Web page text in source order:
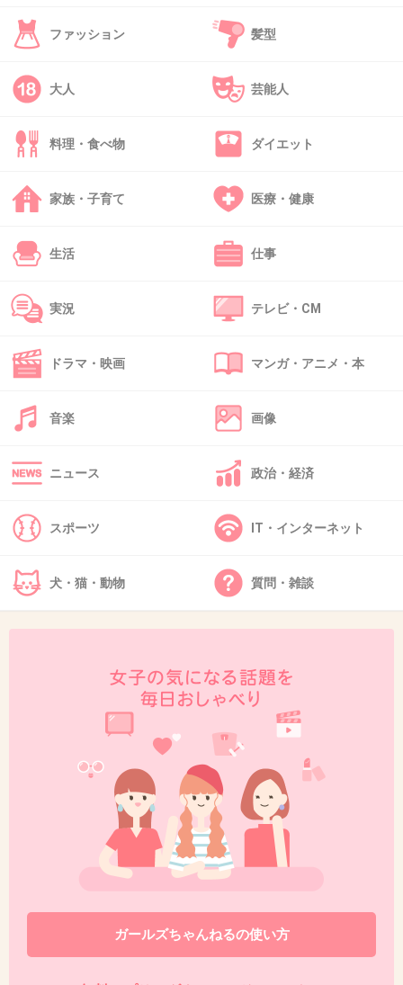
浜ちゃんに「それは、あかん！」って言われて
た。
+183
35. 匿名 2014/05/30(金) 01:18:22
ちょっｗ何言ってるか分からないｗ
36. 匿名
顔は早乙女西山組圧勝
認知度フジモン木下組優勢
資産五分五分
+69
早乙女太一は地方巡業とかで留守がちなのかな
38. 匿名2014/05/30(金) 01:20:24
人の家を何だと思っているのでしょう。正直困
↑これ怒ってる(困ってる？)中に悲しそうなのが
山田優が妊娠で悩んでるとしたらかなり無責任
ファッション 髪型
大人 芸能人
料理・食べ物 ダイエット
家族・子育て 医療・健康
生活 仕事
実況 テレビ・CM
ドラマ・映画 マンガ・アニメ・本
音楽 画像
ニュース 政治・経済
スポーツ IT・インターネット
犬・猫・動物 質問・雑談
ガールズちゃんねるの使い方